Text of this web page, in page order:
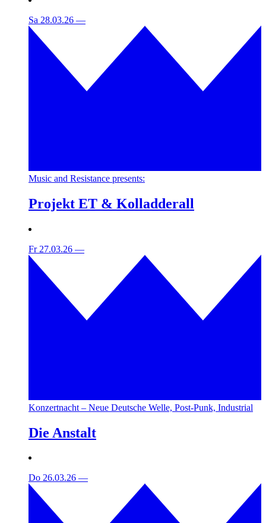
Sa 28.03.26 —
Music and Resistance presents:
Projekt ET & Kolladderall
Fr 27.03.26 —
Konzertnacht – Neue Deutsche Welle, Post-Punk, Industrial
Die Anstalt
Do 26.03.26 —